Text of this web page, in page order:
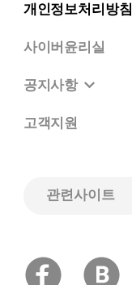
개인정보처리방침
사이버윤리실
공지사항
고객지원
관련사이트